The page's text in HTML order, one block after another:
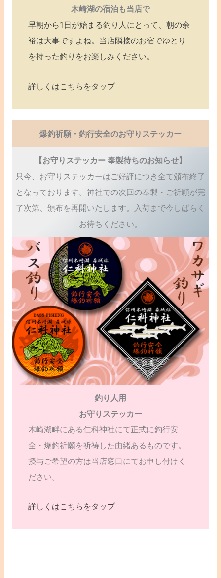
木崎湖の宿泊も当店で
早朝から1日が始まる釣り人にとって、朝の余
裕は大事ですよね。当店隣接のお宿でゆとり
を持った釣りをお楽しみください。
詳しくはこちらをタップ
爆釣祈願・釣行安全のお守りステッカー
【お守りステッカー 奉製待ちのお知らせ】
只今、お守りステッカーはご好評につき全て頒布終了
となっております。神社での次回の奉製・ご祈願が完
了次第、頒布を再開いたします。入荷まで今しばらく
お待ちください。
釣り人用
お守りステッカー
木崎湖畔にある仁科神社にて正式に釣行安
全・爆釣祈願を祈祷した由緒あるものです。
授与ご希望の方は当店窓口にてお申し付けく
ださい。
詳しくはこちらをタップ